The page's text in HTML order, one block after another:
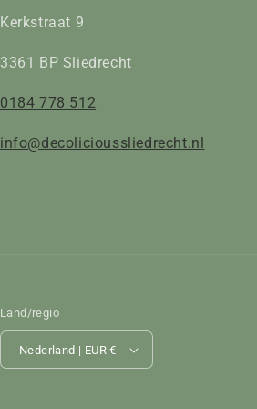
Kerkstraat 9
3361 BP Sliedrecht
0184 778 512
info@decolicioussliedrecht.nl
Land/regio
Nederland | EUR €